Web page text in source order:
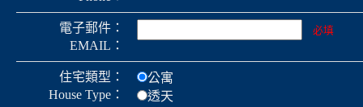
電子郵件：
EMAIL：
必填
住宅類型：
House Type：
公寓
透天